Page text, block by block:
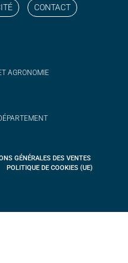
CONTACT
AGRONOMIE
GÉNÉRALES DES VENTES
POLITIQUE DE COOKIES (UE)